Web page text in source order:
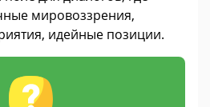
мировоззрения,
идейные позиции.